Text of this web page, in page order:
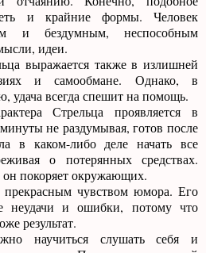
и крайние формы. Человек
и бездумным, неспособным
идеи.
выражается также в излишней
и самообмане. Однако, в
удача всегда спешит на помощь.
Стрельца проявляется в
не раздумывая, готов после
в каком-либо деле начать все
о потерянных средствах.
покоряет окружающих.
прекрасным чувством юмора. Его
неудачи и ошибки, потому что
результат.
научиться слушать себя и